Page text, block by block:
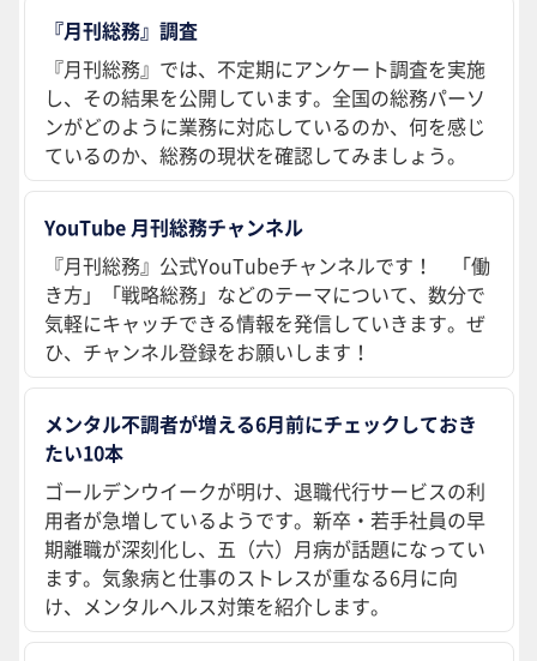
『月刊総務』調査
『月刊総務』では、不定期にアンケート調査を実施
し、その結果を公開しています。全国の総務パーソ
ンがどのように業務に対応しているのか、何を感じ
ているのか、総務の現状を確認してみましょう。
YouTube 月刊総務チャンネル
『月刊総務』公式YouTubeチャンネルです！ 「働
き方」「戦略総務」などのテーマについて、数分で
気軽にキャッチできる情報を発信していきます。ぜ
ひ、チャンネル登録をお願いします！
メンタル不調者が増える6月前にチェックしておき
たい10本
ゴールデンウイークが明け、退職代行サービスの利
用者が急増しているようです。新卒・若手社員の早
期離職が深刻化し、五（六）月病が話題になってい
ます。気象病と仕事のストレスが重なる6月に向
け、メンタルヘルス対策を紹介します。